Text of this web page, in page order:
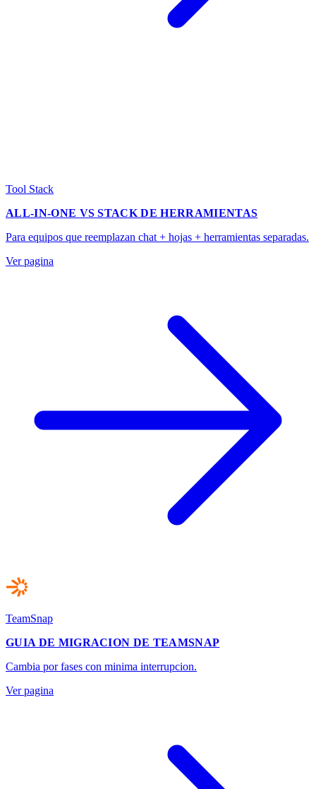
Tool Stack
ALL-IN-ONE VS STACK DE HERRAMIENTAS
Para equipos que reemplazan chat + hojas + herramientas separadas.
Ver pagina
TeamSnap
GUIA DE MIGRACION DE TEAMSNAP
Cambia por fases con minima interrupcion.
Ver pagina